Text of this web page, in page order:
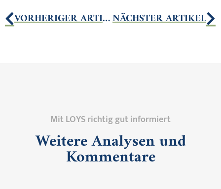
VORHERIGER ARTIKELNÄCHSTER ARTIKEL
Mit LOYS richtig gut informiert
Weitere Analysen und
Kommentare